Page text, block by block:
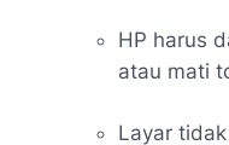
HP harus
atau mati
Layar